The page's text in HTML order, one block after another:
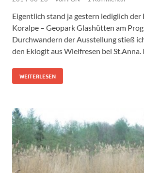
Eigentlich stand ja gestern lediglich der
Koralpe – Geopark Glashütten am
Durchwandern der Ausstellung stieß
den Eklogit aus Wielfresen bei
WEITERLESEN